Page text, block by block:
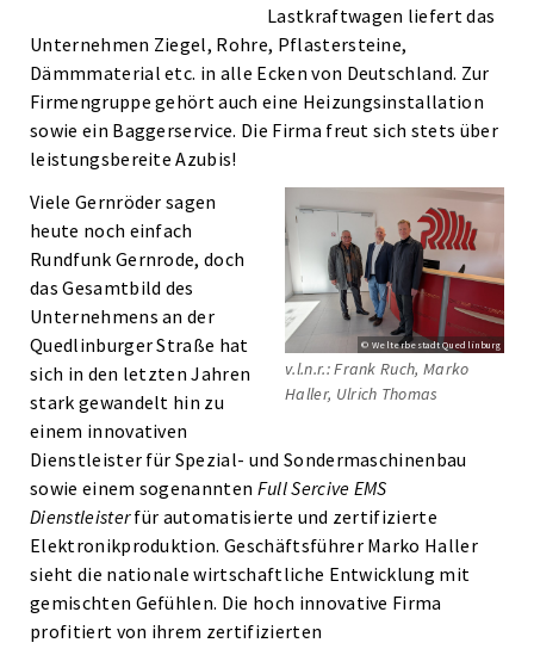
Lastkraftwagen liefert das
Unternehmen Ziegel, Rohre, Pflastersteine,
Dämmmaterial etc. in alle Ecken von Deutschland. Zur
Firmengruppe gehört auch eine Heizungsinstallation
sowie ein Baggerservice. Die Firma freut sich stets über
leistungsbereite Azubis!
© Welterbestadt Quedlinburg
v.l.n.r.: Frank Ruch, Marko
Haller, Ulrich Thomas
Viele Gernröder sagen
heute noch einfach
Rundfunk Gernrode, doch
das Gesamtbild des
Unternehmens an der
Quedlinburger Straße hat
sich in den letzten Jahren
stark gewandelt hin zu
einem innovativen
Dienstleister für Spezial- und Sondermaschinenbau
sowie einem sogenannten Full Sercive EMS
Dienstleisterfür automatisierte und zertifizierte
Elektronikproduktion. Geschäftsführer Marko Haller
sieht die nationale wirtschaftliche Entwicklung mit
gemischten Gefühlen. Die hoch innovative Firma
profitiert von ihrem zertifizierten